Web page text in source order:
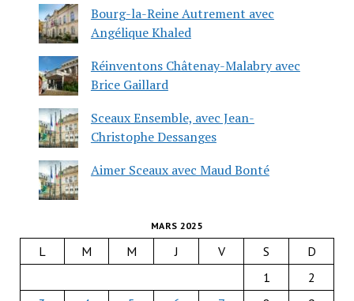
Bourg-la-Reine Autrement avec
Angélique Khaled
Réinventons Châtenay-Malabry avec
Brice Gaillard
Sceaux Ensemble, avec Jean-
Christophe Dessanges
Aimer Sceaux avec Maud Bonté
MARS 2025
L M M J V S
D
1
2